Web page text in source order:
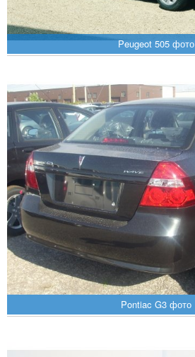
Peugeot 505 фото
Pontiac G3 фото